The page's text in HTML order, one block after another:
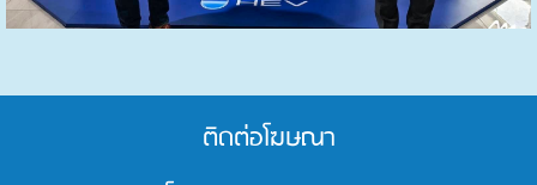
ติดต่อโฆษณา